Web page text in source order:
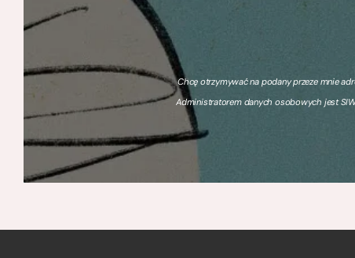
Chcę otrzymywać na podany przeze mnie
Administratorem danych osobowych jest